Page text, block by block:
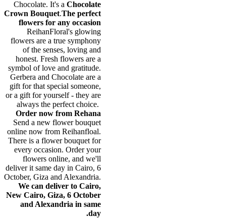
Chocolate. It's a Chocolate
Crown Bouquet.The perfect
flowers for any occasion
ReihanFloral's glowing
flowers are a true symphony
of the senses, loving and
honest. Fresh flowers are a
symbol of love and gratitude.
Gerbera and Chocolate are a
gift for that special someone,
or a gift for yourself - they are
always the perfect choice.
Order now from Rehana
Send a new flower bouquet
online now from Reihanfloal.
There is a flower bouquet for
every occasion. Order your
flowers online, and we'll
deliver it same day in Cairo, 6
October, Giza and Alexandria.
We can deliver to Cairo,
New Cairo, Giza, 6 October
and Alexandria in same
day.